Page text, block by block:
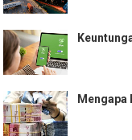
Mengapa